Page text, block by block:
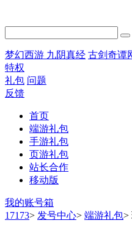
梦幻西游 九阴真经 古剑奇谭
特权
礼包 问题
反馈
首页
端游礼包
手游礼包
页游礼包
站长合作
移动版
我的账号箱
17173> 发号中心> 端游礼包>